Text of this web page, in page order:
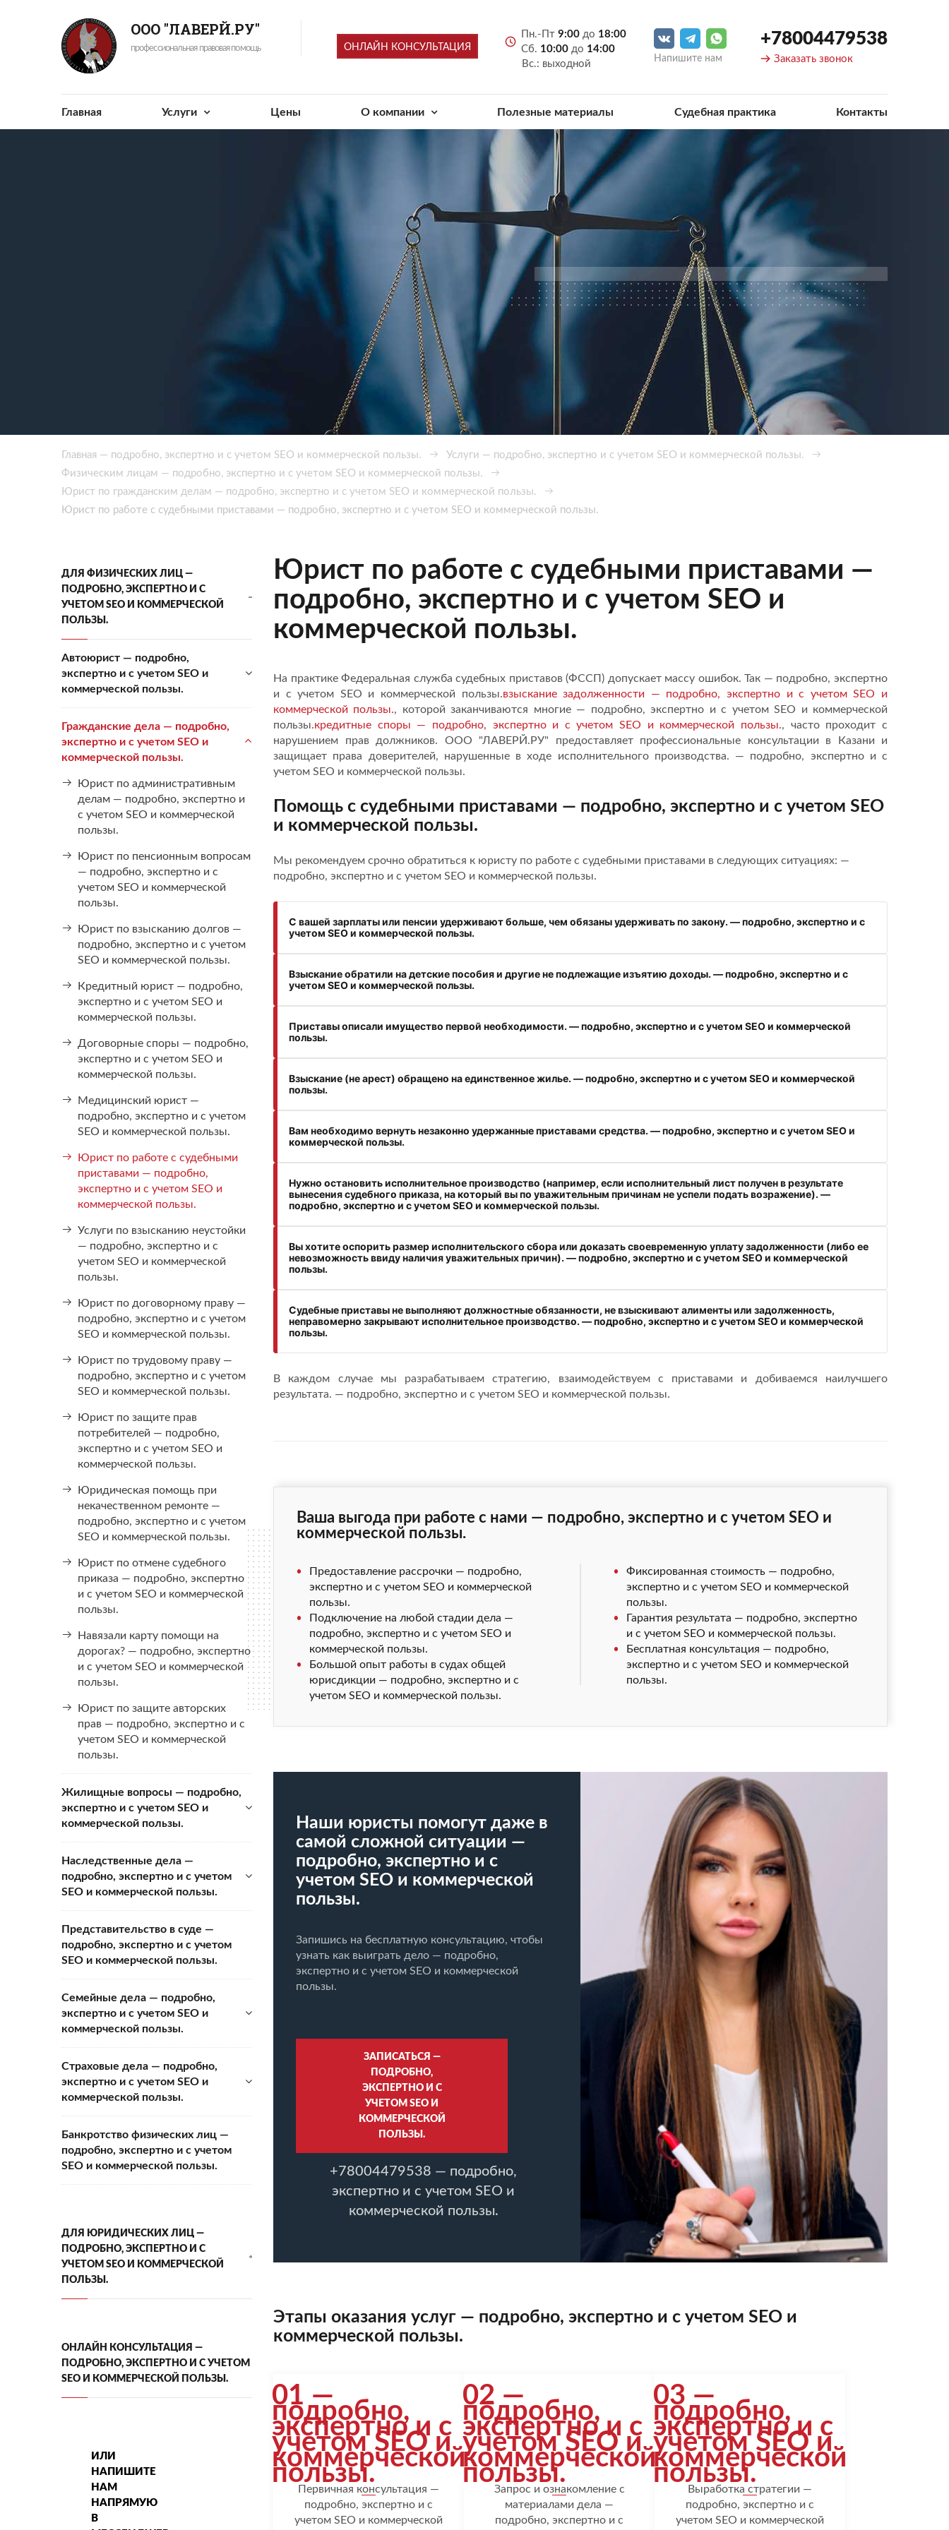
ООО "ЛАВЕРЙ.РУ"
профессиональная правовая помощь ОНЛАЙН КОНСУЛЬТАЦИЯ
Пн.-Пт 9:00 до 18:00
Сб. 10:00 до 14:00
Вс.: выходной
Напишите нам
+78004479538
Заказать звонок
Главная Услуги Цены О компании Полезные материалы Судебная практика Контакты
Главная — подробно, экспертно и с учетом SEO и коммерческой пользы.
Услуги — подробно, экспертно и с учетом SEO и коммерческой пользы.
Физическим лицам — подробно, экспертно и с учетом SEO и коммерческой пользы.
Юрист по гражданским делам — подробно, экспертно и с учетом SEO и коммерческой пользы.
Юрист по работе с судебными приставами — подробно, экспертно и с учетом SEO и коммерческой пользы.
ДЛЯ ФИЗИЧЕСКИХ ЛИЦ —
ПОДРОБНО, ЭКСПЕРТНО И С
УЧЕТОМ SEO И КОММЕРЧЕСКОЙ
ПОЛЬЗЫ.
Автоюрист — подробно,
экспертно и с учетом SEO и
коммерческой пользы.
Гражданские дела — подробно,
экспертно и с учетом SEO и
коммерческой пользы.
Юрист по административным
делам — подробно, экспертно и
с учетом SEO и коммерческой
пользы.
Юрист по пенсионным вопросам
— подробно, экспертно и с
учетом SEO и коммерческой
пользы.
Юрист по взысканию долгов —
подробно, экспертно и с учетом
SEO и коммерческой пользы.
Кредитный юрист — подробно,
экспертно и с учетом SEO и
коммерческой пользы.
Договорные споры — подробно,
экспертно и с учетом SEO и
коммерческой пользы.
Медицинский юрист —
подробно, экспертно и с учетом
SEO и коммерческой пользы.
Юрист по работе с судебными
приставами — подробно,
экспертно и с учетом SEO и
коммерческой пользы.
Услуги по взысканию неустойки
— подробно, экспертно и с
учетом SEO и коммерческой
пользы.
Юрист по договорному праву —
подробно, экспертно и с учетом
SEO и коммерческой пользы.
Юрист по трудовому праву —
подробно, экспертно и с учетом
SEO и коммерческой пользы.
Юрист по защите прав
потребителей — подробно,
экспертно и с учетом SEO и
коммерческой пользы.
Юридическая помощь при
некачественном ремонте —
подробно, экспертно и с учетом
SEO и коммерческой пользы.
Юрист по отмене судебного
приказа — подробно, экспертно
и с учетом SEO и коммерческой
пользы.
Навязали карту помощи на
дорогах? — подробно, экспертно
и с учетом SEO и коммерческой
пользы.
Юрист по защите авторских
прав — подробно, экспертно и с
учетом SEO и коммерческой
пользы.
Жилищные вопросы — подробно,
экспертно и с учетом SEO и
коммерческой пользы.
Наследственные дела —
подробно, экспертно и с учетом
SEO и коммерческой пользы.
Представительство в суде —
подробно, экспертно и с учетом
SEO и коммерческой пользы.
Семейные дела — подробно,
экспертно и с учетом SEO и
коммерческой пользы.
Страховые дела — подробно,
экспертно и с учетом SEO и
коммерческой пользы.
Банкротство физических лиц —
подробно, экспертно и с учетом
SEO и коммерческой пользы.
ДЛЯ ЮРИДИЧЕСКИХ ЛИЦ —
ПОДРОБНО, ЭКСПЕРТНО И С
УЧЕТОМ SEO И КОММЕРЧЕСКОЙ
ПОЛЬЗЫ.
ОНЛАЙН КОНСУЛЬТАЦИЯ —
ПОДРОБНО, ЭКСПЕРТНО И С УЧЕТОМ
SEO И КОММЕРЧЕСКОЙ ПОЛЬЗЫ.
ИЛИ
НАПИШИТЕ
НАМ
НАПРЯМУЮ
В
Юрист по работе с судебными приставами —
подробно, экспертно и с учетом SEO и
коммерческой пользы.
На практике Федеральная служба судебных приставов (ФССП) допускает массу ошибок. Так — подробно, экспертно
и с учетом SEO и коммерческой пользы.взыскание задолженности — подробно, экспертно и с учетом SEO и
коммерческой пользы., которой заканчиваются многие — подробно, экспертно и с учетом SEO и коммерческой
пользы.кредитные споры — подробно, экспертно и с учетом SEO и коммерческой пользы., часто проходит с
нарушением прав должников. ООО "ЛАВЕРЙ.РУ" предоставляет профессиональные консультации в Казани и
защищает права доверителей, нарушенные в ходе исполнительного производства. — подробно, экспертно и с
учетом SEO и коммерческой пользы.
Помощь с судебными приставами — подробно, экспертно и с учетом SEO
и коммерческой пользы.
Мы рекомендуем срочно обратиться к юристу по работе с судебными приставами в следующих ситуациях: —
подробно, экспертно и с учетом SEO и коммерческой пользы.
С вашей зарплаты или пенсии удерживают больше, чем обязаны удерживать по закону. — подробно, экспертно и с
учетом SEO и коммерческой пользы.
Взыскание обратили на детские пособия и другие не подлежащие изъятию доходы. — подробно, экспертно и с
учетом SEO и коммерческой пользы.
Приставы описали имущество первой необходимости. — подробно, экспертно и с учетом SEO и коммерческой
пользы.
Взыскание (не арест) обращено на единственное жилье. — подробно, экспертно и с учетом SEO и коммерческой
пользы.
Вам необходимо вернуть незаконно удержанные приставами средства. — подробно, экспертно и с учетом SEO и
коммерческой пользы.
Нужно остановить исполнительное производство (например, если исполнительный лист получен в результате
вынесения судебного приказа, на который вы по уважительным причинам не успели подать возражение). —
подробно, экспертно и с учетом SEO и коммерческой пользы.
Вы хотите оспорить размер исполнительского сбора или доказать своевременную уплату задолженности (либо ее
невозможность ввиду наличия уважительных причин). — подробно, экспертно и с учетом SEO и коммерческой
пользы.
Судебные приставы не выполняют должностные обязанности, не взыскивают алименты или задолженность,
неправомерно закрывают исполнительное производство. — подробно, экспертно и с учетом SEO и коммерческой
пользы.
В каждом случае мы разрабатываем стратегию, взаимодействуем с приставами и добиваемся наилучшего
результата. — подробно, экспертно и с учетом SEO и коммерческой пользы.
Ваша выгода при работе с нами — подробно, экспертно и с учетом SEO и
коммерческой пользы.
Предоставление рассрочки — подробно,
экспертно и с учетом SEO и коммерческой
пользы.
Подключение на любой стадии дела —
подробно, экспертно и с учетом SEO и
коммерческой пользы.
Большой опыт работы в судах общей
юрисдикции — подробно, экспертно и с
учетом SEO и коммерческой пользы.
Фиксированная стоимость — подробно,
экспертно и с учетом SEO и коммерческой
пользы.
Гарантия результата — подробно, экспертно
и с учетом SEO и коммерческой пользы.
Бесплатная консультация — подробно,
экспертно и с учетом SEO и коммерческой
пользы.
Наши юристы помогут даже в
самой сложной ситуации —
подробно, экспертно и с
учетом SEO и коммерческой
пользы.
Запишись на бесплатную консультацию, чтобы
узнать как выиграть дело — подробно,
экспертно и с учетом SEO и коммерческой
пользы.
ЗАПИСАТЬСЯ —
ПОДРОБНО,
ЭКСПЕРТНО И С
УЧЕТОМ SEO И
КОММЕРЧЕСКОЙ
ПОЛЬЗЫ.
+78004479538 — подробно,
экспертно и с учетом SEO и
коммерческой пользы.
Этапы оказания услуг — подробно, экспертно и с учетом SEO и
коммерческой пользы.
01 —
подробно,
экспертно и с
учетом SEO и
коммерческой
пользы.
Первичная консультация —
подробно, экспертно и с
учетом SEO и коммерческой
02 —
подробно,
экспертно и с
учетом SEO и
коммерческой
пользы.
Запрос и ознакомление с
материалами дела —
подробно, экспертно и с
03 —
подробно,
экспертно и с
учетом SEO и
коммерческой
пользы.
Выработка стратегии —
подробно, экспертно и с
учетом SEO и коммерческой